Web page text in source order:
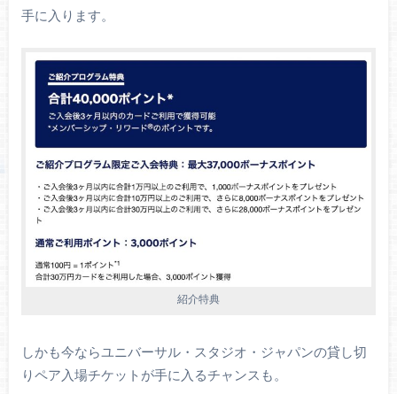
手に入ります。
紹介特典
しかも今ならユニバーサル・スタジオ・ジャパンの貸し切
りペア入場チケットが手に入るチャンスも。